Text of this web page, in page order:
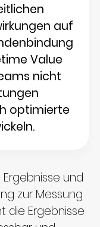
auf
Value
nicht
optimierte
und
zur Messung
die Ergebnisse